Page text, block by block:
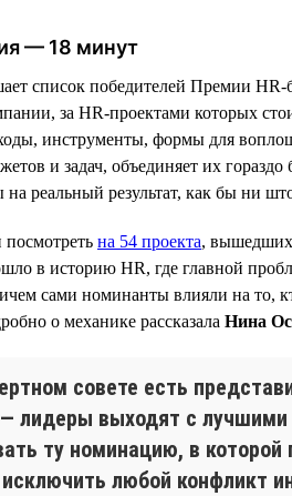
— 18 минут
список победителей Премии
за HR-проектами которых
инструменты, формы для
и задач, объединяет их
реальный результат, как бы ни
на 54 проекта, вышедших
в историю HR, где главной
сами номинанты влияли на то,
о механике рассказала Нина
совете есть
лидеры выходят с лучшими
ту номинацию, в
любой конфликт